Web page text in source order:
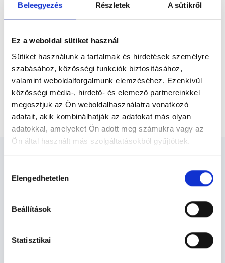
Beleegyezés Részletek A sütikről
Ez a weboldal sütiket használ
Sütiket használunk a tartalmak és hirdetések személyre
szabásához, közösségi funkciók biztosításához,
valamint weboldalforgalmunk elemzéséhez. Ezenkívül
közösségi média-, hirdető- és elemező partnereinkkel
megosztjuk az Ön weboldalhasználatra vonatkozó
adatait, akik kombinálhatják az adatokat más olyan
adatokkal, amelyeket Ön adott meg számukra vagy az
Ön által használt más szolgáltatásokból gyűjtöttek.
szabályzat:https://foglaljorvost.hu/info/foglaljorvost-
kiválasztása
Elengedhetetlen
Beállítások
Statisztikai
megszerzésére irányuló képzésben vesz részt. Ezen orvosok által
felelősséggel tartozik és azt közvetlenül felügyeli az egészségügyi
szakorvosjelölt önállóan láthat el feladatokat. A foglaljorvost.hu
felelősségét kizárja esetleges névazonosságért bármely szakorvos
és szakorvosjelölt esetén.
Főoldal Nőgyógyász
Ambuláns méhszájpolip eltávolítás
Nőgyógyászat TERÜLETHEZ KAPCSOLÓDÓ